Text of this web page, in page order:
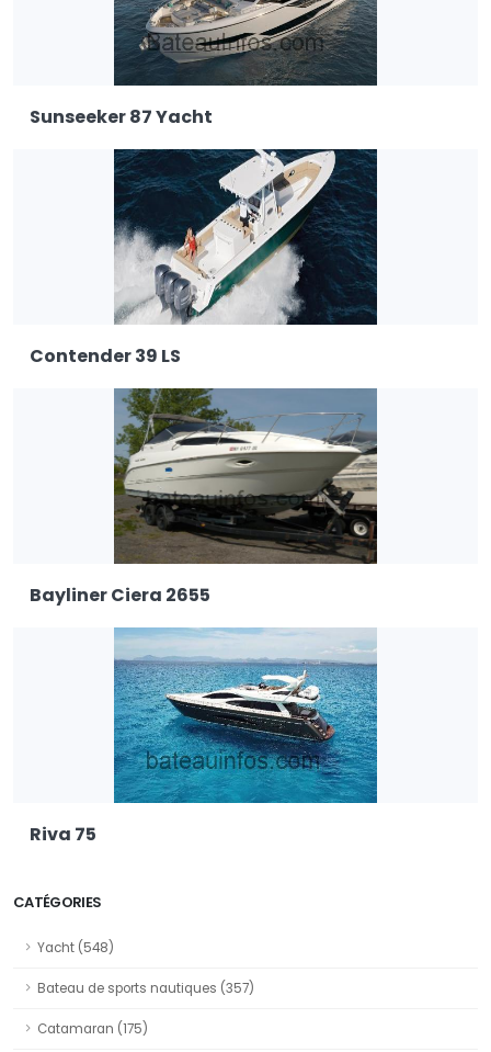
Sunseeker 87 Yacht
Contender 39 LS
Bayliner Ciera 2655
Riva 75
CATÉGORIES
Yacht (548)
Bateau de sports nautiques (357)
Catamaran (175)